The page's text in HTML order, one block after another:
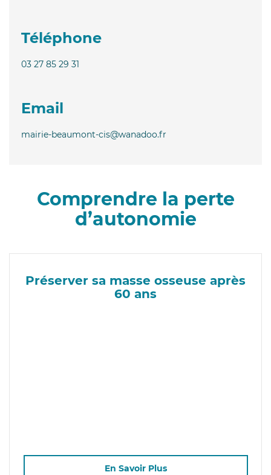
Téléphone
03 27 85 29 31
Email
mairie-beaumont-cis@wanadoo.fr
Comprendre la perte
d’autonomie
Préserver sa masse osseuse après
60 ans
En Savoir Plus